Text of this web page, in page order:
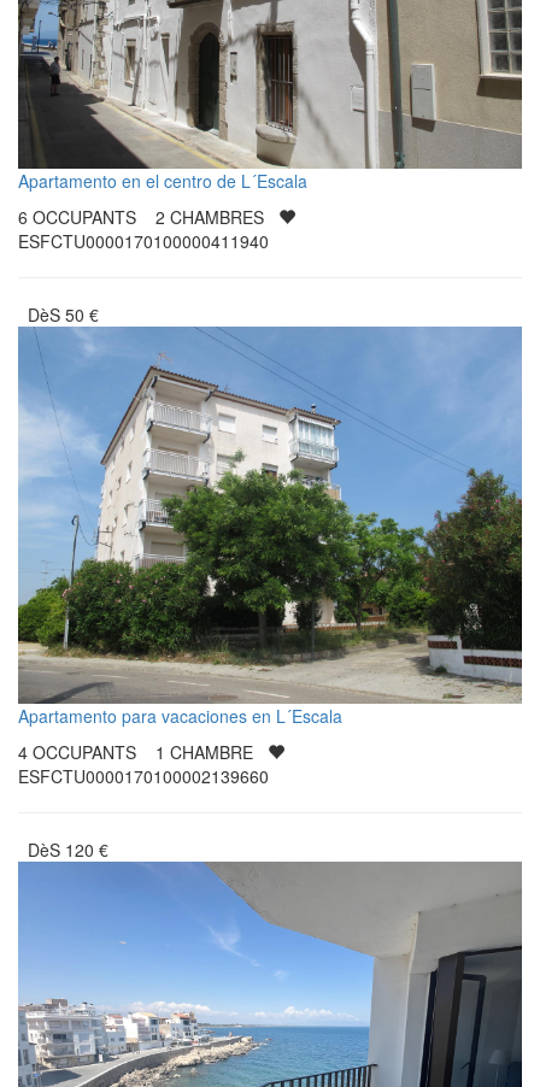
Apartamento en el centro de L´Escala
6 OCCUPANTS 2 CHAMBRES
ESFCTU0000170100000411940
DèS 50 €
Apartamento para vacaciones en L´Escala
4 OCCUPANTS 1 CHAMBRE
ESFCTU0000170100002139660
DèS 120 €